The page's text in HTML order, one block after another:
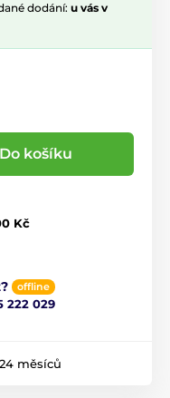
dodání: u vás v
Do košíku
Kč
offline
222 029
24 měsíců